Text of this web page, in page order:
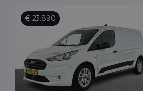
€ 23.890